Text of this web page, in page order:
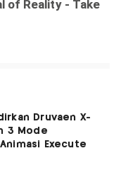
Druvaen X-
3 Mode
Execute